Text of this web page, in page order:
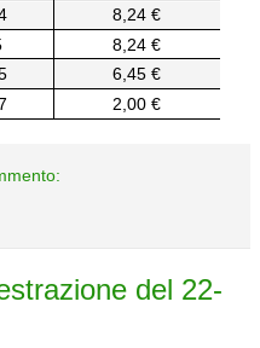
8,24 €
8,24 €
6,45 €
2,00 €
del 22-